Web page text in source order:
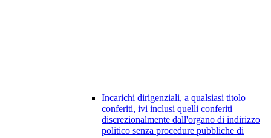
Incarichi dirigenziali, a qualsiasi titolo
conferiti, ivi inclusi quelli conferiti
discrezionalmente dall'organo di indirizzo
politico senza procedure pubbliche di